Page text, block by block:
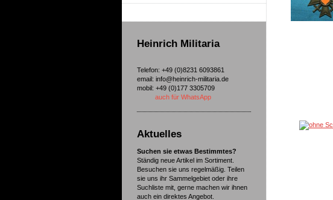
Heinrich Militaria
Telefon: +49 (0)8231 6093861
email: info@heinrich-militaria.de
mobil: +49 (0)177 3305709
auch für WhatsApp
Aktuelles
Suchen sie etwas Bestimmtes?
Ständig neue Artikel im Sortiment.
Besuchen sie uns regelmäßig. Teilen
sie uns ihr Sammelgebiet oder ihre
Suchliste mit, gerne machen wir ihnen
auch ein direktes Angebot.